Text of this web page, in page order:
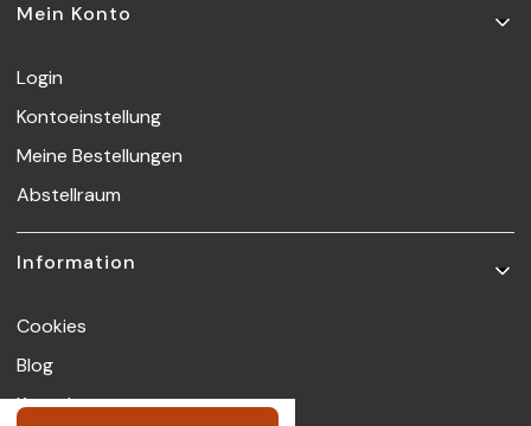
Mein Konto
Login
Kontoeinstellung
Meine Bestellungen
Abstellraum
Information
Cookies
Blog
Kontakt